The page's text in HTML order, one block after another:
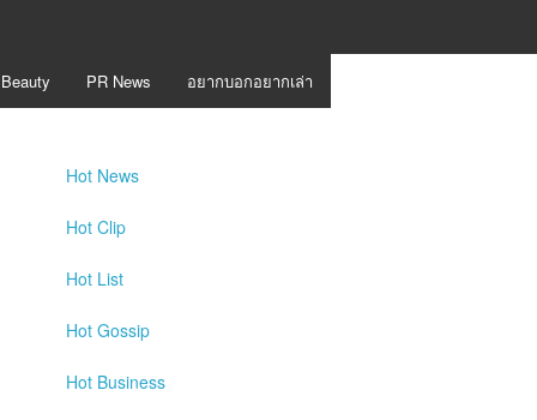
PR News อยากบอกอยากเล่า
Hot News
Hot Clip
Hot List
Hot Gossip
Hot Business